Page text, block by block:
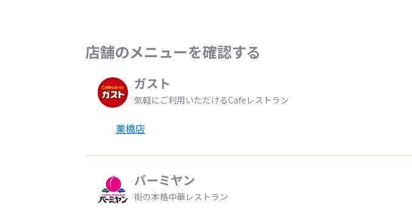
店舗のメニューを確認する
ガスト
気軽にご利用いただけるCafeレストラン
栗橋店
バーミヤン
街の本格中華レストラン